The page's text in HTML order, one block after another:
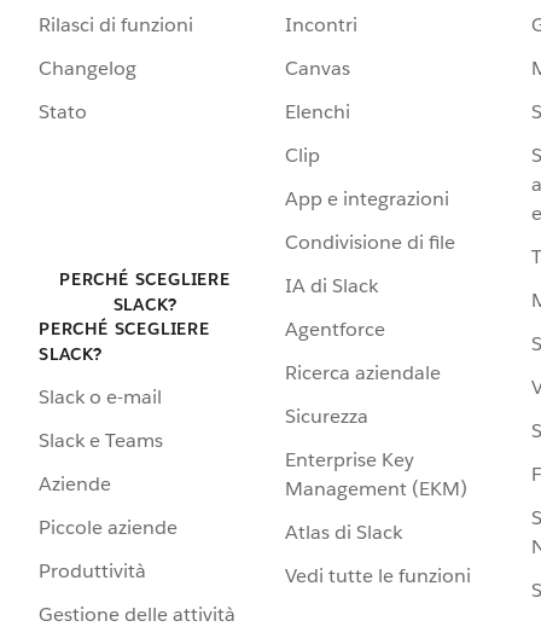
Rilasci di funzioni
Changelog
Stato
PERCHÉ SCEGLIERE
SLACK?
PERCHÉ SCEGLIERE
SLACK?
Slack o e-mail
Slack e Teams
Aziende
Piccole aziende
Produttività
Gestione delle attività
Incontri
Canvas
Elenchi
Clip
App e integrazioni
Condivisione di file
IA di Slack
Agentforce
Ricerca aziendale
Sicurezza
Enterprise Key
Management (EKM)
Atlas di Slack
Vedi tutte le funzioni